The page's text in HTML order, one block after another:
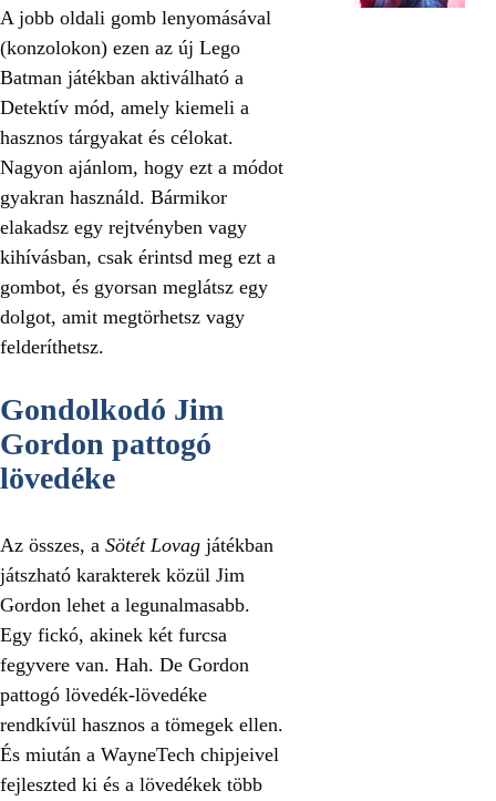
A jobb oldali gomb lenyomásával
(konzolokon) ezen az új Lego
Batman játékban aktiválható a
Detektív mód, amely kiemeli a
hasznos tárgyakat és célokat.
Nagyon ajánlom, hogy ezt a módot
gyakran használd. Bármikor
elakadsz egy rejtvényben vagy
kihívásban, csak érintsd meg ezt a
gombot, és gyorsan meglátsz egy
dolgot, amit megtörhetsz vagy
felderíthetsz.
Gondolkodó Jim
Gordon pattogó
lövedéke
Az összes, a Sötét Lovag játékban
játszható karakterek közül Jim
Gordon lehet a legunalmasabb.
Egy fickó, akinek két furcsa
fegyvere van. Hah. De Gordon
pattogó lövedék-lövedéke
rendkívül hasznos a tömegek ellen.
És miután a WayneTech chipjeivel
fejleszted ki és a lövedékek több